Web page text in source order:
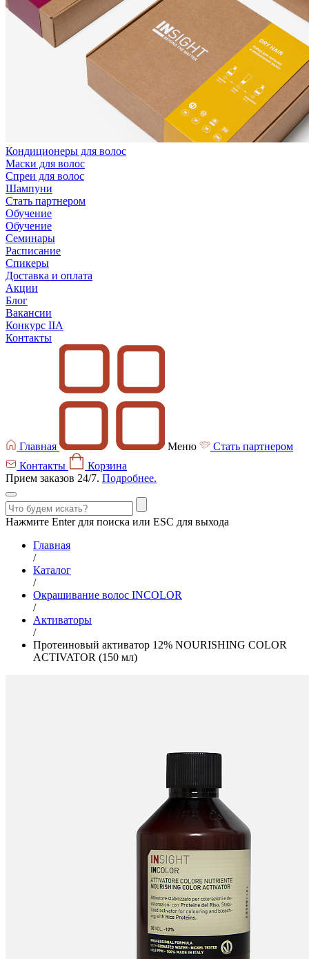
Кондиционеры для волос
Маски для волос
Спреи для волос
Шампуни
Стать партнером
Обучение
Обучение
Семинары
Расписание
Спикеры
Доставка и оплата
Акции
Блог
Вакансии
Конкурс IIA
Контакты
Главная Меню
Стать партнером
Контакты
Корзина
Прием заказов 24/7. Подробнее.
Нажмите Enter для поиска или ESC для выхода
Главная
/
Каталог
/
Окрашивание волос INCOLOR
/
Активаторы
/
Протеиновый активатор 12% NOURISHING COLOR
ACTIVATOR (150 мл)